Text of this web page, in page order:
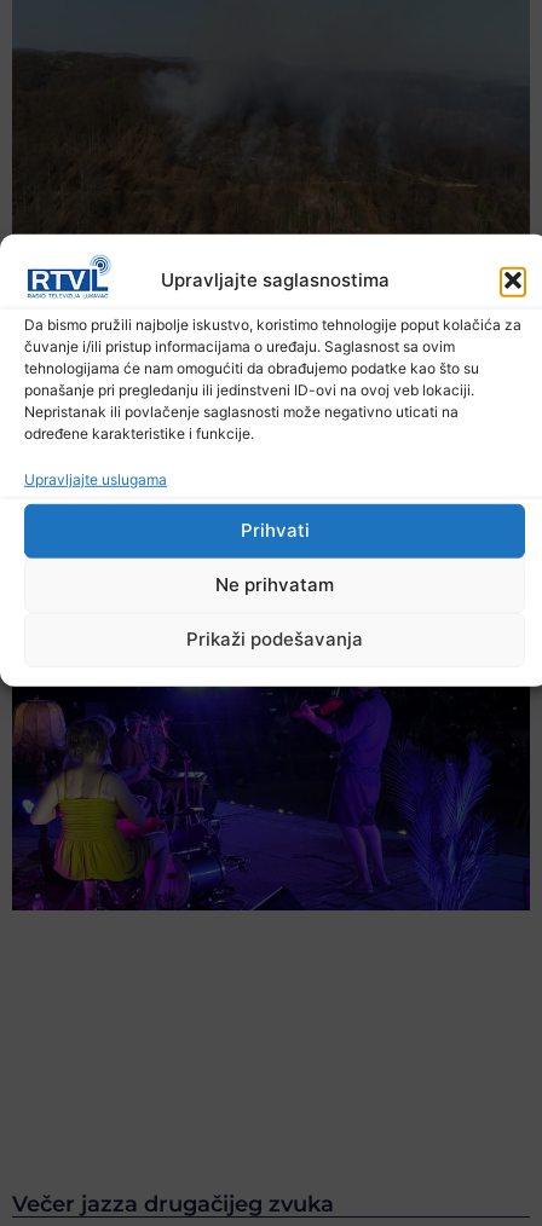
Upravljajte saglasnostima
Da bismo pružili najbolje iskustvo, koristimo tehnologije poput kolačića za
čuvanje i/ili pristup informacijama o uređaju. Saglasnost sa ovim
tehnologijama će nam omogućiti da obrađujemo podatke kao što su
ponašanje pri pregledanju ili jedinstveni ID-ovi na ovoj veb lokaciji.
Nepristanak ili povlačenje saglasnosti može negativno uticati na
određene karakteristike i funkcije.
Upravljajte uslugama
Prihvati
Ne prihvatam
Prikaži podešavanja
U TK povećan broj požara
Večer jazza drugačijeg zvuka